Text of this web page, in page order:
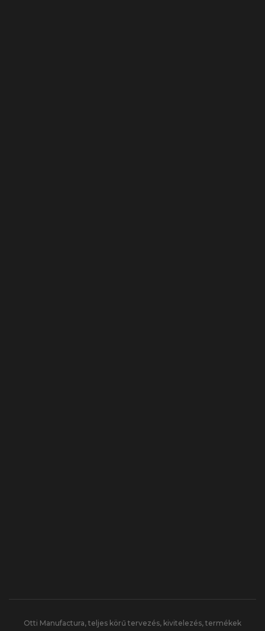
Otti Manufactura, teljes körű tervezés, kivitelezés, termékek